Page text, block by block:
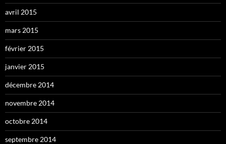
avril 2015
mars 2015
février 2015
janvier 2015
décembre 2014
novembre 2014
octobre 2014
septembre 2014